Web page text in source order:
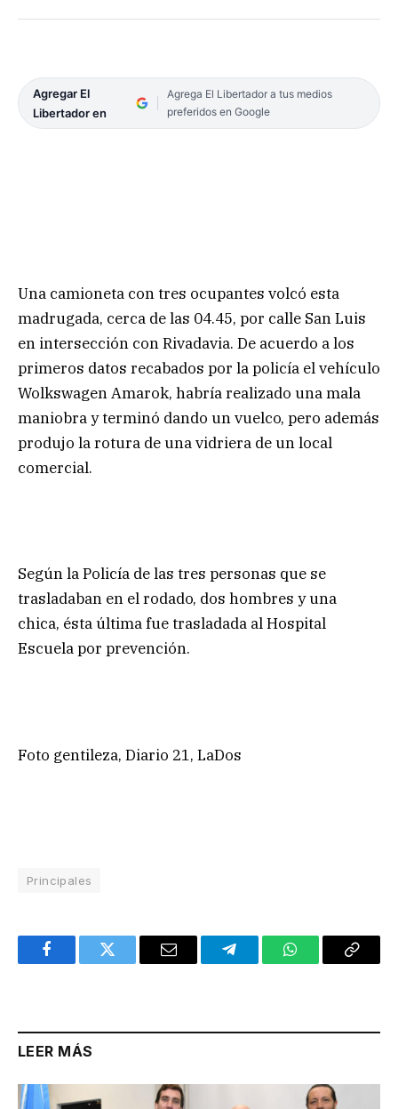
Agregar El
Libertador en
Agrega El Libertador a tus medios
preferidos en Google
Una camioneta con tres ocupantes volcó esta
madrugada, cerca de las 04.45, por calle San Luis
en intersección con Rivadavia. De acuerdo a los
primeros datos recabados por la policía el vehículo
Wolkswagen Amarok, habría realizado una mala
maniobra y terminó dando un vuelco, pero además
produjo la rotura de una vidriera de un local
comercial.
Según la Policía de las tres personas que se
trasladaban en el rodado, dos hombres y una
chica, ésta última fue trasladada al Hospital
Escuela por prevención.
Foto gentileza, Diario 21, LaDos
Principales
FacebookTwitter Email TelegramWhatsAppCopy
LEER MÁS